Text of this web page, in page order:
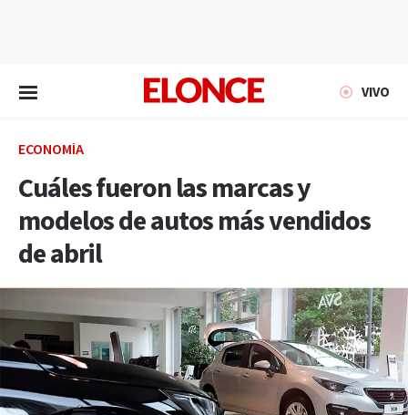
VIVO
ECONOMÍA
Cuáles fueron las marcas y
modelos de autos más vendidos
de abril